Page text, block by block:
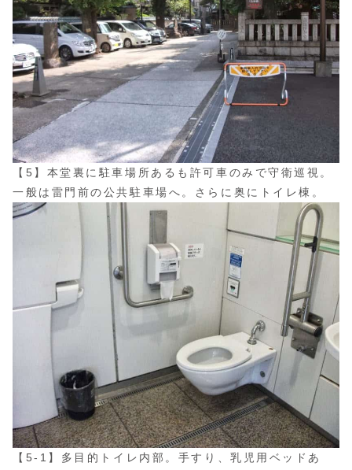
【5】本堂裏に駐車場所あるも許可車のみで守衛巡視。
一般は雷門前の公共駐車場へ。さらに奥にトイレ棟。
【5-1】多目的トイレ内部。手すり、乳児用ベッドあ